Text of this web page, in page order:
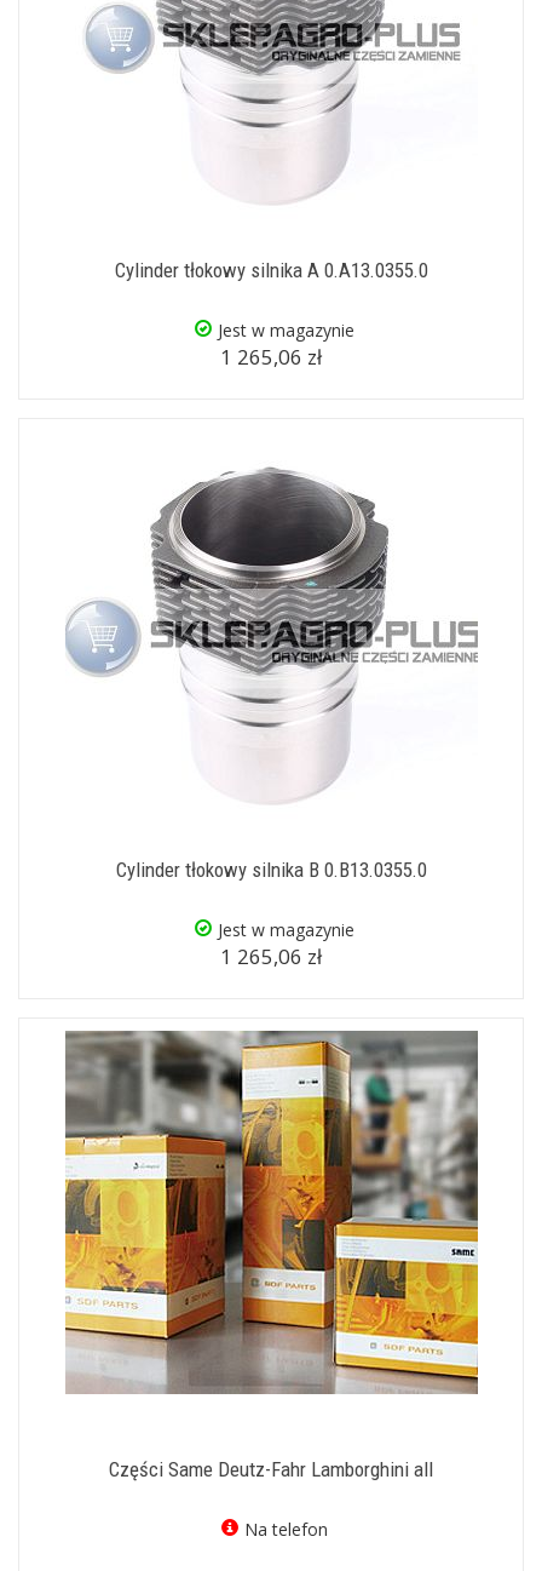
Cylinder tłokowy silnika A 0.A13.0355.0
Jest w magazynie
1 265,06 zł
Cylinder tłokowy silnika B 0.B13.0355.0
Jest w magazynie
1 265,06 zł
Części Same Deutz-Fahr Lamborghini all
Na telefon